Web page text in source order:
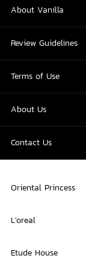
About Vanilla
Review Guidelines
Terms of Use
About Us
Contact Us
Oriental Princess
L'oreal
Etude House